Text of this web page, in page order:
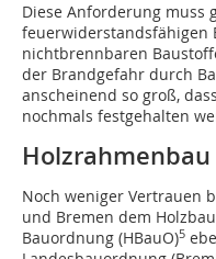
Diese Anforderung muss
feuerwiderstandsfähigen
nichtbrennbaren
der Brandgefahr durch
anscheinend so groß,
nochmals festgehalten
Noch weniger Vertrauen
und Bremen dem
Bauordnung (HBauO)5